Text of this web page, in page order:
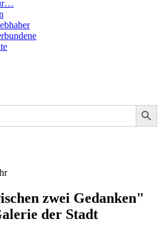
Search Button
zwei Gedanken"
der Stadt